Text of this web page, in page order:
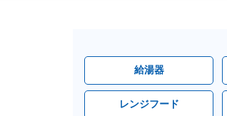
給湯器
レンジフード